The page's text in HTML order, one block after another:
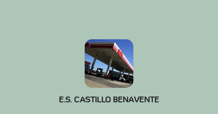
E.S. CASTILLO BENAVENTE